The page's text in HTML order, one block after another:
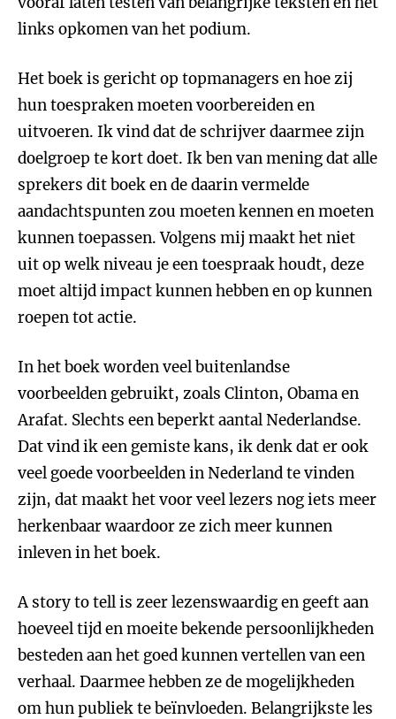
links opkomen van het podium.
Het boek is gericht op topmanagers en hoe zij
hun toespraken moeten voorbereiden en
uitvoeren. Ik vind dat de schrijver daarmee zijn
doelgroep te kort doet. Ik ben van mening dat alle
sprekers dit boek en de daarin vermelde
aandachtspunten zou moeten kennen en moeten
kunnen toepassen. Volgens mij maakt het niet
uit op welk niveau je een toespraak houdt, deze
moet altijd impact kunnen hebben en op kunnen
roepen tot actie.
In het boek worden veel buitenlandse
voorbeelden gebruikt, zoals Clinton, Obama en
Arafat. Slechts een beperkt aantal Nederlandse.
Dat vind ik een gemiste kans, ik denk dat er ook
veel goede voorbeelden in Nederland te vinden
zijn, dat maakt het voor veel lezers nog iets meer
herkenbaar waardoor ze zich meer kunnen
inleven in het boek.
A story to tell is zeer lezenswaardig en geeft aan
hoeveel tijd en moeite bekende persoonlijkheden
besteden aan het goed kunnen vertellen van een
verhaal. Daarmee hebben ze de mogelijkheden
om hun publiek te beïnvloeden. Belangrijkste les